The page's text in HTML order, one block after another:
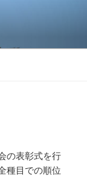
の表彰式を行
種目での順位